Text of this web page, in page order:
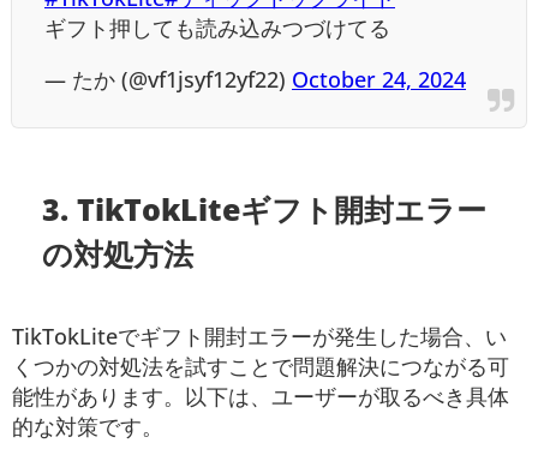
ギフト押しても読み込みつづけてる
— たか (@vf1jsyf12yf22) October 24, 2024
3. TikTokLiteギフト開封エラー
の対処方法
TikTokLiteでギフト開封エラーが発生した場合、い
くつかの対処法を試すことで問題解決につながる可
能性があります。以下は、ユーザーが取るべき具体
的な対策です。